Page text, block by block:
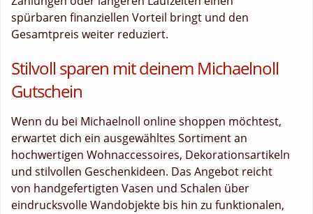
spürbaren finanziellen Vorteil bringt und den
Gesamtpreis weiter reduziert.
Stilvoll sparen mit deinem Michaelnoll
Gutschein
Wenn du bei Michaelnoll online shoppen möchtest,
erwartet dich ein ausgewähltes Sortiment an
hochwertigen Wohnaccessoires, Dekorationsartikeln
und stilvollen Geschenkideen. Das Angebot reicht
von handgefertigten Vasen und Schalen über
eindrucksvolle Wandobjekte bis hin zu funktionalen,